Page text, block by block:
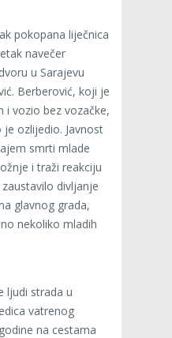
pokopana liječnica
navečer
u Sarajevu
Berberović, koji je
i vozio bez vozačke,
ozlijedio. Javnost
smrti mlade
i traži reakciju
divljanje
glavnog grada,
nekoliko mladih
ljudi strada u
vatrenog
na cestama